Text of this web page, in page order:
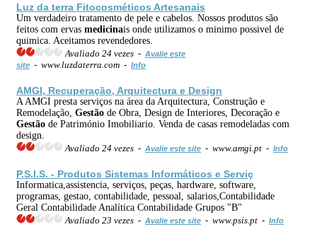
Luz da terra Fitocosméticos Artesanais
Um verdadeiro tratamento de pele e cabelos. Nossos produtos são
feitos com ervas medicinais onde utilizamos o minimo possivel de
quimica. Aceitamos revendedores.
Avaliado 24 vezes - Avalie este
site - www.luzdaterra.com - Info
AMGI, Recuperação, Arquitectura e Design
A AMGI presta serviços na área da Arquitectura, Construção e
Remodelação, Gestão de Obra, Design de Interiores, Decoração e
Gestão de Património Imobiliario. Venda de casas remodeladas com
design.
Avaliado 24 vezes - Avalie este site - www.amgi.pt - Info
P.S.I.S. - Produtos Sistemas Informáticos e Serviç
Informatica,assistencia, serviços, peças, hardware, software,
programas, gestao, contabilidade, pessoal, salarios,Contabilidade
Geral Contabilidade Analítica Contabilidade Grupos "B"
Avaliado 23 vezes - Avalie este site - www.psis.pt - Info